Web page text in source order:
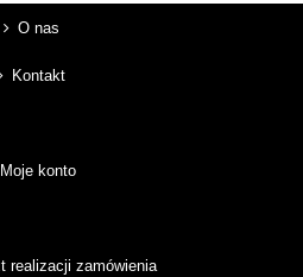
O nas
Kontakt
Moje konto
realizacji zamówienia